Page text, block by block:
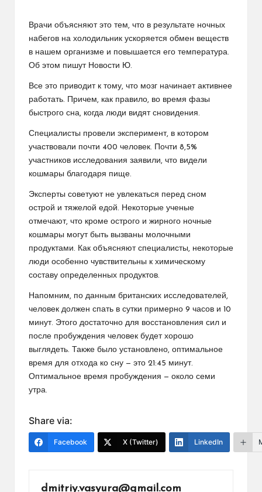
Врачи объясняют это тем, что в результате ночных
набегов на холодильник ускоряется обмен веществ
в нашем организме и повышается его температура.
Об этом пишут Новости Ю.
Все это приводит к тому, что мозг начинает активнее
работать. Причем, как правило, во время фазы
быстрого сна, когда люди видят сновидения.
Специалисты провели эксперимент, в котором
участвовали почти 400 человек. Почти 8,5%
участников исследования заявили, что видели
кошмары благодаря пище.
Эксперты советуют не увлекаться перед сном
острой и тяжелой едой. Некоторые ученые
отмечают, что кроме острого и жирного ночные
кошмары могут быть вызваны молочными
продуктами. Как объясняют специалисты, некоторые
люди особенно чувствительны к химическому
составу определенных продуктов.
Напомним, по данным британских исследователей,
человек должен спать в сутки примерно 9 часов и 10
минут. Этого достаточно для восстановления сил и
после пробуждения человек будет хорошо
выглядеть. Также было установлено, оптимальное
время для отхода ко сну — это 21:45 минут.
Оптимальное время пробуждения — около семи
утра.
Share via:
Facebook X (Twitter) LinkedIn
dmitriy.vasyura@gmail.com